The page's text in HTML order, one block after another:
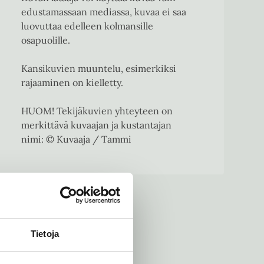
Tietoja
edustamassaan mediassa, kuvaa ei saa
luovuttaa edelleen kolmansille
osapuolille.
Kansikuvien muuntelu, esimerkiksi
rajaaminen on kielletty.
HUOM! Tekijäkuvien yhteyteen on
merkittävä kuvaajan ja kustantajan
nimi: © Kuvaaja / Tammi